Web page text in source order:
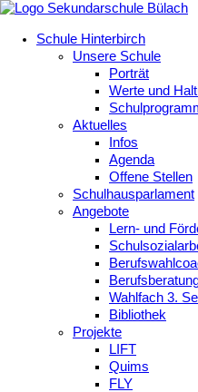
Schule Hinterbirch
Unsere Schule
Porträt
Werte und
Aktuelles
Infos
Agenda
Offene Stellen
Schulhausparlament
Angebote
Lern- und
Wahlfach 3.
Bibliothek
Projekte
LIFT
Quims
FLY